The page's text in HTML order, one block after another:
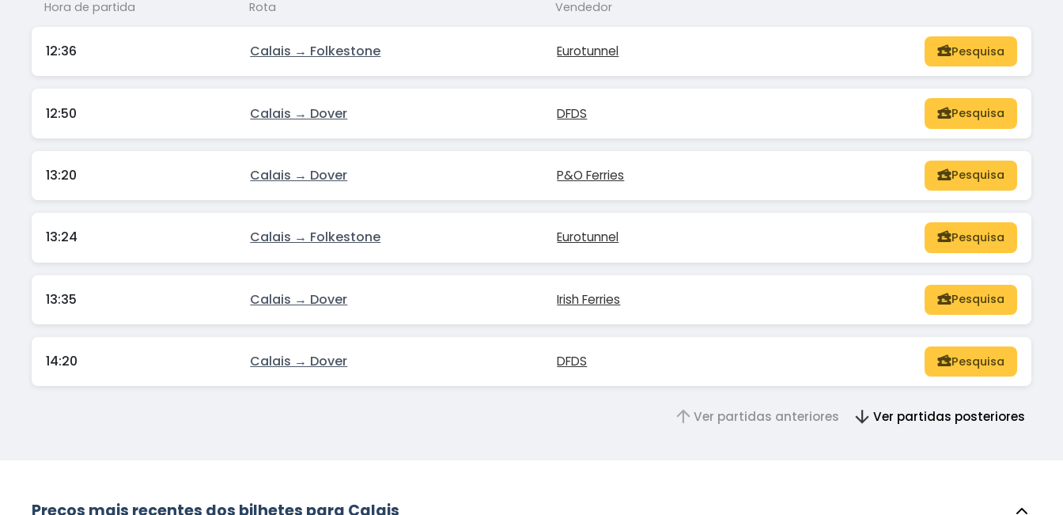
Hora de partida Rota Vendedor
12:36 Calais → Folkestone Eurotunnel Pesquisa
12:50 Calais → Dover DFDS Pesquisa
13:20 Calais → Dover P&O Ferries Pesquisa
13:24 Calais → Folkestone Eurotunnel Pesquisa
13:35 Calais → Dover Irish Ferries Pesquisa
14:20 Calais → Dover DFDS Pesquisa
Ver partidas anteriores Ver partidas posteriores